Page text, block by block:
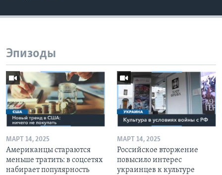
Эпизоды
МАРТ 14, 2025
Американцы стараются
меньше тратить: в соцсетях
набирает популярность
МАРТ 14, 2025
Российское вторжение
повысило интерес
украинцев к культуре